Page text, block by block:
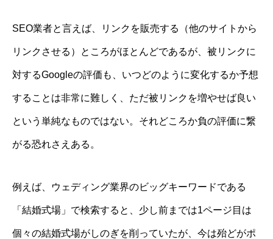
SEO業者と言えば、リンクを販売する（他のサイトから
リンクさせる）ところがほとんどであるが、被リンクに
対するGoogleの評価も、いつどのように変化するか予想
することは非常に難しく、ただ被リンクを増やせば良い
という単純なものではない。それどころか負の評価に繋
がる恐れさえある。
例えば、ウェディング業界のビッグキーワードである
「結婚式場」で検索すると、少し前までは1ページ目は
個々の結婚式場がしのぎを削っていたが、今は殆どがポ